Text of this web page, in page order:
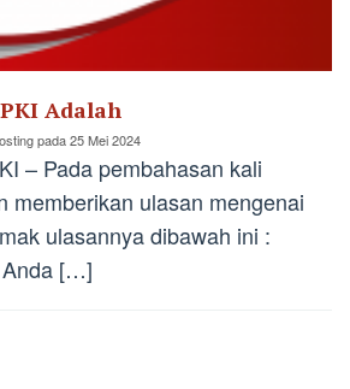
Adalah
pada25 Mei 2024
– Pada pembahasan kali
memberikan ulasan mengenai
ulasannya dibawah ini :
Anda […]